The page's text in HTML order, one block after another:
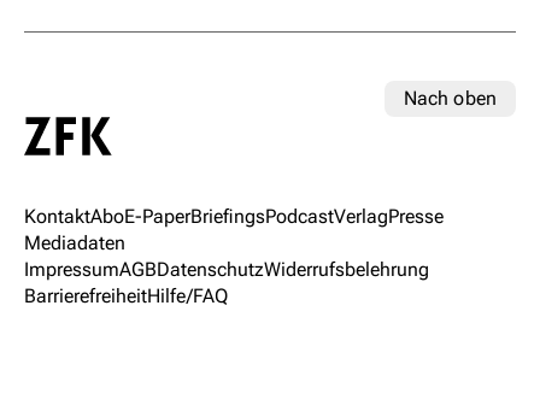
Nach oben
KontaktAboE-PaperBriefingsPodcastVerlagPresse
Mediadaten
ImpressumAGBDatenschutzWiderrufsbelehrung
BarrierefreiheitHilfe/FAQ